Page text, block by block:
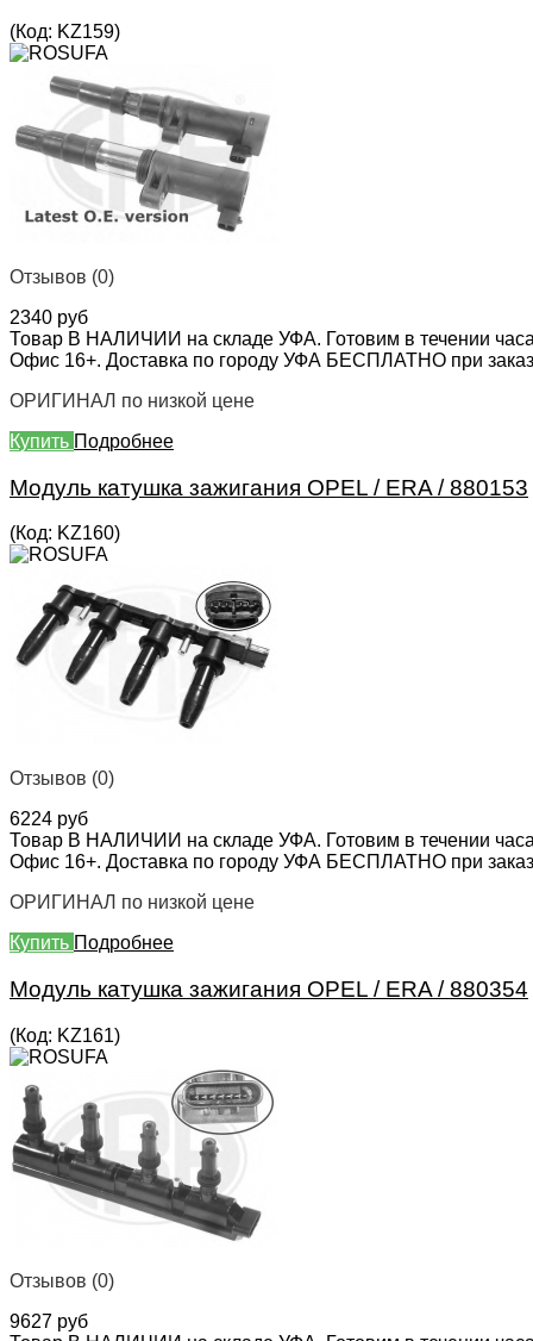
(Код: KZ159)
Отзывов (0)
2340 руб
Товар В НАЛИЧИИ на складе УФА. Готовим в течении
Офис 16+. Доставка по городу УФА БЕСПЛАТНО при
ОРИГИНАЛ по низкой цене
Купить Подробнее
Модуль катушка зажигания OPEL / ERA / 880153
(Код: KZ160)
Отзывов (0)
6224 руб
Товар В НАЛИЧИИ на складе УФА. Готовим в течении
Офис 16+. Доставка по городу УФА БЕСПЛАТНО при
ОРИГИНАЛ по низкой цене
Купить Подробнее
Модуль катушка зажигания OPEL / ERA / 880354
(Код: KZ161)
Отзывов (0)
9627 руб